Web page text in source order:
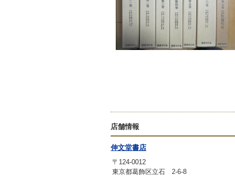
店舗情報
伸文堂書店
〒124-0012
東京都葛飾区立石 2-6-8